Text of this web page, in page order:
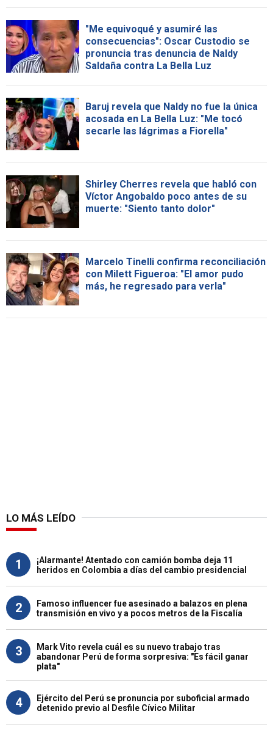
"Me equivoqué y asumiré las
consecuencias": Oscar Custodio se
pronuncia tras denuncia de Naldy
Saldaña contra La Bella Luz
Baruj revela que Naldy no fue la única
acosada en La Bella Luz: "Me tocó
secarle las lágrimas a Fiorella"
Shirley Cherres revela que habló con
Víctor Angobaldo poco antes de su
muerte: "Siento tanto dolor"
Marcelo Tinelli confirma reconciliación
con Milett Figueroa: "El amor pudo
más, he regresado para verla"
LO MÁS LEÍDO
1
¡Alarmante! Atentado con camión bomba deja 11
heridos en Colombia a días del cambio presidencial
2
Famoso influencer fue asesinado a balazos en plena
transmisión en vivo y a pocos metros de la Fiscalía
3
Mark Vito revela cuál es su nuevo trabajo tras
abandonar Perú de forma sorpresiva: "Es fácil ganar
plata"
4
Ejército del Perú se pronuncia por suboficial armado
detenido previo al Desfile Cívico Militar